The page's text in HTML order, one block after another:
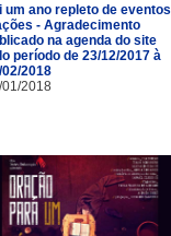
um ano repleto de eventos
- Agradecimento
na agenda do site
período de 23/12/2017 à
2018
2018